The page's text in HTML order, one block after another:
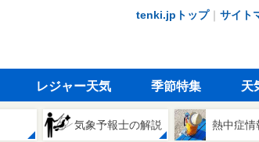
tenki.jpトップ｜ サイト
レジャー天気 季節特集 天
気象予報士の解説 熱中症情